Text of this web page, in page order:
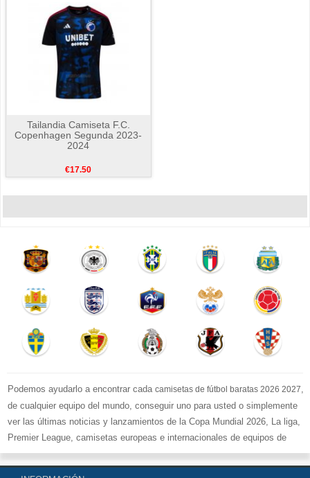
Tailandia Camiseta F.C.
Copenhagen Segunda 2023-
2024
€17.50
Podemos ayudarlo a encontrar cada camisetas de fútbol baratas 2026 2027,
de cualquier equipo del mundo, conseguir uno para usted o simplemente
ver las últimas noticias y lanzamientos de la Copa Mundial 2026, La liga,
Premier League, camisetas europeas e internacionales de equipos de
fútbol y kits.
Comprecamisetas de fútbol baratas replicasen la tienda deportiva